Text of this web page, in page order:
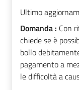
Ultimo
Domanda : Con
chiede se è
bollo
pagamento a
le difficoltà a